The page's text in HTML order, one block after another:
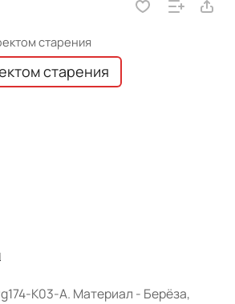
старения
старения
K03-A. Материал - Берёза,